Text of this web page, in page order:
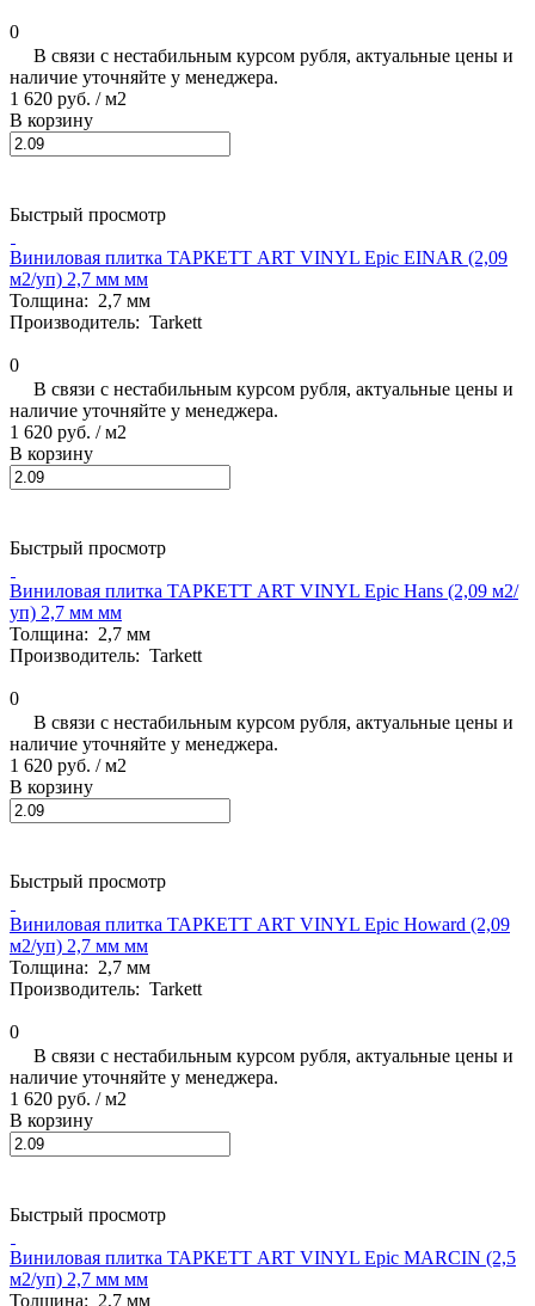
0
В связи с нестабильным курсом рубля, актуальные цены и
наличие уточняйте у менеджера.
1 620 руб. / м2
В корзину
Быстрый просмотр
Виниловая плитка ТАРКЕТТ ART VINYL Epic EINAR (2,09
м2/уп) 2,7 мм мм
Толщина: 2,7 мм
Производитель: Tarkett
0
В связи с нестабильным курсом рубля, актуальные цены и
наличие уточняйте у менеджера.
1 620 руб. / м2
В корзину
Быстрый просмотр
Виниловая плитка ТАРКЕТТ ART VINYL Epic Hans (2,09 м2/
уп) 2,7 мм мм
Толщина: 2,7 мм
Производитель: Tarkett
0
В связи с нестабильным курсом рубля, актуальные цены и
наличие уточняйте у менеджера.
1 620 руб. / м2
В корзину
Быстрый просмотр
Виниловая плитка ТАРКЕТТ ART VINYL Epic Howard (2,09
м2/уп) 2,7 мм мм
Толщина: 2,7 мм
Производитель: Tarkett
0
В связи с нестабильным курсом рубля, актуальные цены и
наличие уточняйте у менеджера.
1 620 руб. / м2
В корзину
Быстрый просмотр
Виниловая плитка ТАРКЕТТ ART VINYL Epic MARCIN (2,5
м2/уп) 2,7 мм мм
Толщина: 2,7 мм